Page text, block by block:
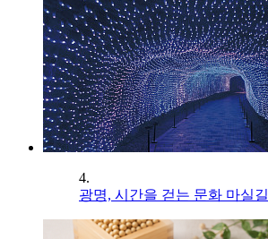
4.
광명, 시간을 걷는 문화 마실길